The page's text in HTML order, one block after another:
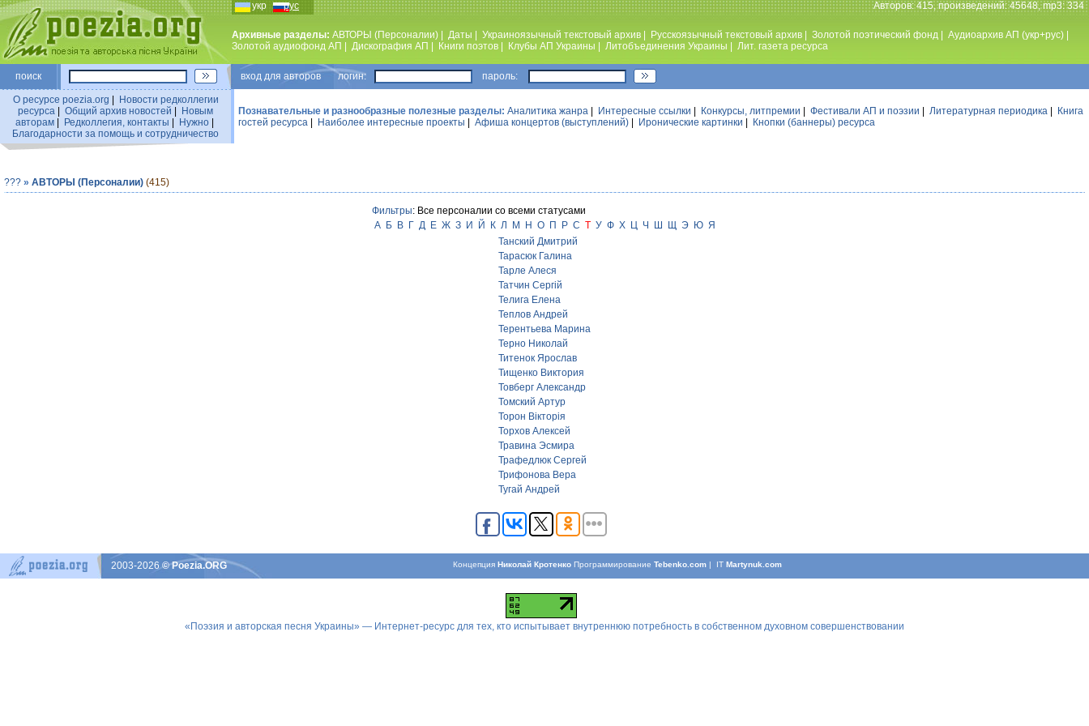
укр рус Авторов: 415, произведений: 45648, mp3: 334
Архивные разделы: АВТОРЫ (Персоналии) Даты Украиноязычный текстовый архив Русскоязычный текстовый архив Золотой поэтический фонд Аудиоархив АП (укр+рус)
Золотой аудиофонд АП
Дискография АП Книги поэтов Клубы АП Украины Литобъединения Украины Лит. газета ресурса
поиск вход для авторов логин: пароль:
О ресурсе poezia.org
Новости редколлегии
ресурса
Общий архив новостей
Новым
авторам| Редколлегия, контакты Нужно|
Благодарности за помощь и сотрудничество
Познавательные и разнообразные полезные разделы: Аналитика жанра Интересные ссылки Конкурсы, литпремии Фестивали АП и поэзии Литературная периодика
Книга
гостей ресурса
Наиболее интересные проекты Афиша концертов (выступлений) Иронические картинки Кнопки (баннеры) ресурса
??? » АВТОРЫ (Персоналии) (415)
Фильтры: Все персоналии со всеми статусами
А
Б В Г Д Е Ж З И Й К Л М Н О П Р С Т У Ф Х Ц Ч Ш Щ Э Ю Я
Танский Дмитрий
Тарасюк Галина
Тарле Алеся
Татчин Сергій
Телига Елена
Теплов Андрей
Терентьева Марина
Терно Николай
Титенок Ярослав
Тищенко Виктория
Товберг Александр
Томский Артур
Торон Вікторія
Торхов Алексей
Травина Эсмира
Трафедлюк Сергей
Трифонова Вера
Тугай Андрей
КонцепцияНиколай Кротенко ПрограммированиеTebenko.com | ITMartynuk.com
2003-2026© Poezia.ORG
«Поэзия и авторская песня Украины» — Интернет-ресурс для тех, кто испытывает внутреннюю потребность в собственном духовном совершенствовании